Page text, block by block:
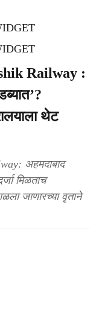
Railway :
थेट
अहमदाबाद
मिळताच
जाणारच्या वृताने